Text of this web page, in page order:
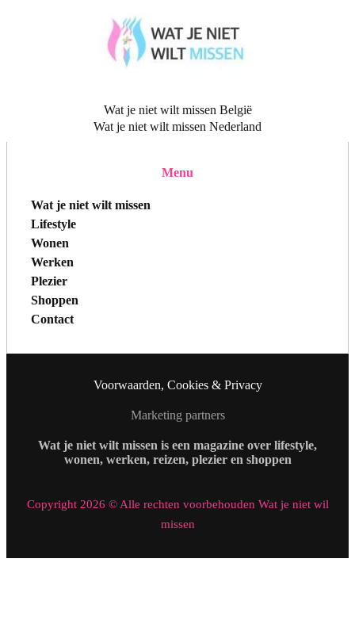
Wat je niet wilt missen België
Wat je niet wilt missen Nederland
Menu
Wat je niet wilt missen
Lifestyle
Wonen
Werken
Plezier
Shoppen
Contact
Voorwaarden, Cookies & Privacy
Marketing partners
Wat je niet wilt missen is een magazine over lifestyle,
wonen, werken, reizen, plezier en shoppen
Copyright 2026 © Alle rechten voorbehouden Wat je niet wil
missen